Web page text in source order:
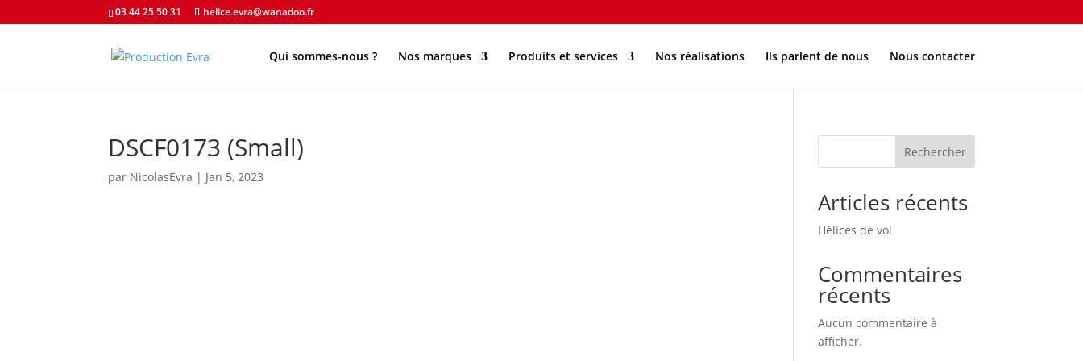
03 44 25 50 31 helice.evra@wanadoo.fr
Qui sommes-nous ? Nos marques Produits et services Nos réalisations Ils parlent de nous Nous contacter
DSCF0173 (Small)
par NicolasEvra | Jan 5, 2023
Rechercher
Articles récents
Hélices de vol
Commentaires
récents
Aucun commentaire à
afficher.